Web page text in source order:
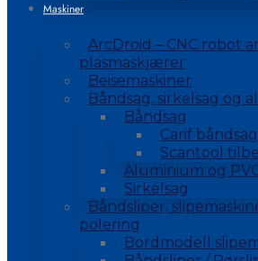
Maskiner
ArcDroid – CNC robot
plasmaskjærer
Beisemaskiner
Båndsag, sirkelsag og
Båndsag
Carif
Scantool
Aluminium og
Sirkelsag
Båndsliper,
polering
Bordmodell